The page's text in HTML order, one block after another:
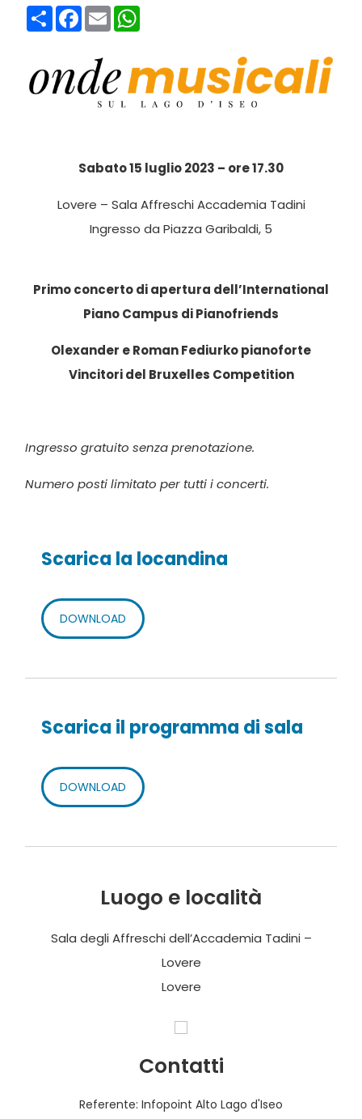
CondividiFacebook
Email
Sabato 15 luglio 2023 – ore 17.30
Lovere – Sala Affreschi Accademia Tadini
Ingresso da Piazza Garibaldi, 5
Primo concerto di apertura dell’International
Piano Campus di Pianofriends
Olexander e Roman Fediurko pianoforte
Vincitori del Bruxelles Competition
Ingresso gratuito senza prenotazione.
Numero posti limitato per tutti i concerti.
Scarica la locandina
DOWNLOAD
Scarica il programma di sala
DOWNLOAD
Luogo e località
Sala degli Affreschi dell’Accademia Tadini –
Lovere
Lovere
Contatti
Referente: Infopoint Alto Lago d'Iseo